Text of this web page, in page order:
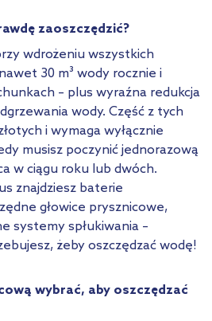
zaoszczędzić?
wdrożeniu wszystkich
30 m³ wody rocznie i
– plus wyraźna redukcja
wody. Część z tych
i wymaga wyłącznie
musisz poczynić jednorazową
w ciągu roku lub dwóch.
znajdziesz baterie
głowice prysznicowe,
systemy spłukiwania –
żeby oszczędzać wodę!
wybrać, aby oszczędzać